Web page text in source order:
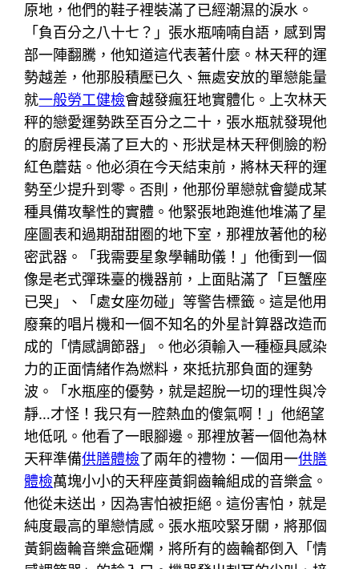
原地，他們的鞋子裡裝滿了已經潮濕的淚水。
「負百分之八十七？」張水瓶喃喃自語，感到胃
部一陣翻騰，他知道這代表著什麼。林天秤的運
勢越差，他那股積壓已久、無處安放的單戀能量
就一般勞工健檢會越發瘋狂地實體化。上次林天
秤的戀愛運勢跌至百分之二十，張水瓶就發現他
的廚房裡長滿了巨大的、形狀是林天秤側臉的粉
紅色蘑菇。他必須在今天結束前，將林天秤的運
勢至少提升到零。否則，他那份單戀就會變成某
種具備攻擊性的實體。他緊張地跑進他堆滿了星
座圖表和過期甜甜圈的地下室，那裡放著他的秘
密武器。「我需要星象學輔助儀！」他衝到一個
像是老式彈珠臺的機器前，上面貼滿了「巨蟹座
已哭」、「處女座勿碰」等警告標籤。這是他用
廢棄的唱片機和一個不知名的外星計算器改造而
成的「情感調節器」。他必須輸入一種極具感染
力的正面情緒作為燃料，來抵抗那負面的運勢
波。「水瓶座的優勢，就是超脫一切的理性與冷
靜…才怪！我只有一腔熱血的傻氣啊！」他絕望
地低吼。他看了一眼腳邊。那裡放著一個他為林
天秤準備供膳體檢了兩年的禮物：一個用一供膳
體檢萬塊小小的天秤座黃銅齒輪組成的音樂盒。
他從未送出，因為害怕被拒絕。這份害怕，就是
純度最高的單戀情感。張水瓶咬緊牙關，將那個
黃銅齒輪音樂盒砸爛，將所有的齒輪都倒入「情